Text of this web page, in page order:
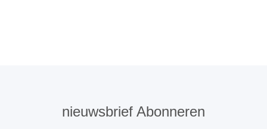
nieuwsbrief Abonneren